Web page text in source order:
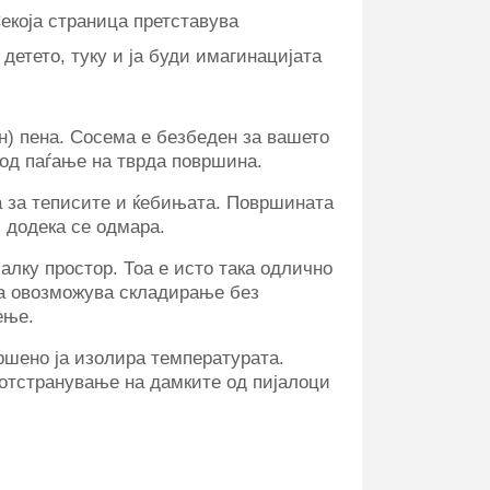
страница претставува
туку и ја буди имагинацијата
пена. Сосема е безбеден за вашето
паѓање на тврда површина.
за теписите и ќебињата. Површината
се одмара.
простор. Тоа е исто така одлично
овозможува складирање без
ја изолира температурата.
на дамките од пијалоци